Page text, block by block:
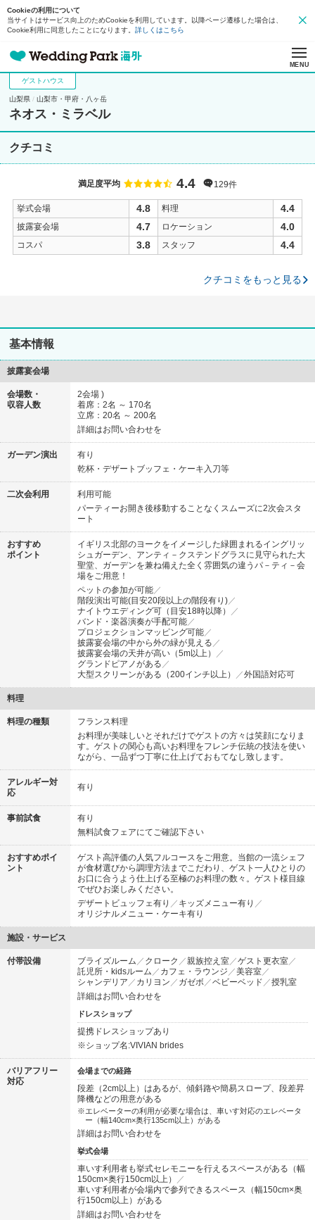
Cookieの利用について
当サイトはサービス向上のためCookieを利用しています。以降ページ遷移した場合は、
Cookie利用に同意したことになります。 詳しくはこちら
MENU
ゲストハウス
山梨県 山梨市・甲府・八ヶ岳
ネオス・ミラベル
クチコミ
満足度平均 4.4 129件
挙式会場 4.8 料理 4.4
披露宴会場 4.7 ロケーション 4.0
コスパ 3.8 スタッフ 4.4
クチコミをもっと見る
基本情報
披露宴会場
会場数・
収容人数
2会場 )
着席
2名 ～ 170名
立席
20名 ～ 200名
詳細はお問い合わせを
ガーデン演出
有り
乾杯・デザートブッフェ・ケーキ入刀等
二次会利用
利用可能
パーティーお開き後移動することなくスムーズに2次会スタ
ート
おすすめ
ポイント
イギリス北部のヨークをイメージした緑囲まれるイングリッ
シュガーデン、アンティ－クステンドグラスに見守られた大
聖堂、ガーデンを兼ね備えた全く雰囲気の違うパ－ティ－会
場をご用意！
ペットの参加が可能
階段演出可能(目安20段以上の階段有り)
ナイトウエディング可（目安18時以降）
バンド・楽器演奏が手配可能
プロジェクションマッピング可能
披露宴会場の中から外の緑が見える
披露宴会場の天井が高い（5m以上）
グランドピアノがある
大型スクリーンがある（200インチ以上）
外国語対応可
料理
料理の種類
フランス料理
お料理が美味しいとそれだけでゲストの方々は笑顔になりま
す。ゲストの関心も高いお料理をフレンチ伝統の技法を使い
ながら、一品ずつ丁寧に仕上げておもてなし致します。
アレルギー対
応
有り
事前試食
有り
無料試食フェアにてご確認下さい
おすすめポイ
ント
ゲスト高評価の人気フルコースをご用意。当館の一流シェフ
が食材選びから調理方法までこだわり、ゲスト一人ひとりの
お口に合うよう仕上げる至極のお料理の数々。ゲスト様目線
でぜひお楽しみください。
デザートビュッフェ有り
キッズメニュー有り
オリジナルメニュー・ケーキ有り
施設・サービス
付帯設備 ブライズルーム クローク 親族控え室
ゲスト更衣室
託児所・kidsルーム
カフェ・ラウンジ
美容室
シャンデリア
カリヨン ガゼボ ベビーベッド
授乳室
詳細はお問い合わせを
ドレスショップ
提携ドレスショップあり
※ショップ名:VIVIAN brides
バリアフリー
対応
会場までの経路
段差（2cm以上）はあるが、傾斜路や簡易スロープ、段差昇
降機などの用意がある
エレベーターの利用が必要な場合は、車いす対応のエレベータ
ー（幅140cm×奥行135cm以上）がある
詳細はお問い合わせを
挙式会場
車いす利用者も挙式セレモニーを行えるスペースがある（幅
150cm×奥行150cm以上）
車いす利用者が会場内で参列できるスペース（幅150cm×奥
行150cm以上）がある
詳細はお問い合わせを